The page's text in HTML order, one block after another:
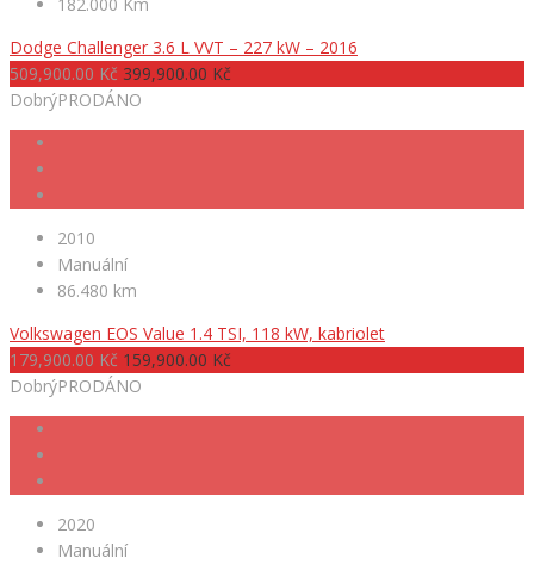
Dodge Challenger 3.6 L VVT – 227 kW – 2016
509,900.00 Kč 399,900.00 Kč
DobrýPRODÁNO
2010
Manuální
86.480 km
Volkswagen EOS Value 1.4 TSI, 118 kW, kabriolet
179,900.00 Kč 159,900.00 Kč
DobrýPRODÁNO
2020
Manuální